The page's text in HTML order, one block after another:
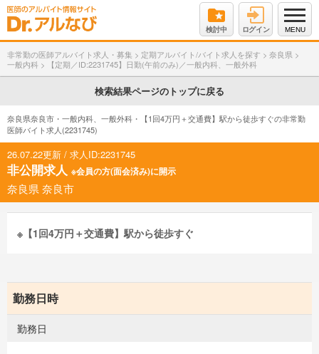
検討中 ログイン MENU
非常勤の医師アルバイト求人・募集 > 定期アルバイト/バイト求人を探す > 奈良県 >
一般内科 > 【定期／ID:2231745】日勤(午前のみ)／一般内科、一般外科
検索結果ページのトップに戻る
奈良県奈良市・一般内科、一般外科・【1回4万円＋交通費】駅から徒歩すぐの非常勤
医師バイト求人(2231745)
26.07.22更新 / 求人ID:2231745
非公開求人 ※会員の方(面会済み)に開示
奈良県 奈良市
※【1回4万円＋交通費】駅から徒歩すぐ
勤務日時
勤務日